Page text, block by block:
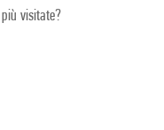
visitate?